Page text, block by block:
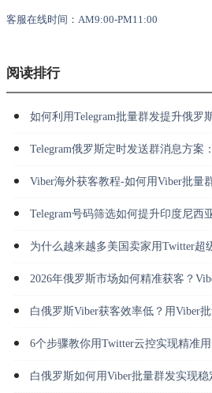
客服在线时间：AM9:00-PM11:00
阅读排行
如何利用Telegram批量群发提升俄罗
Telegram俄罗斯定时发送群消息方案：多账
Viber海外获客教程-如何用Viber批量
Telegram号码筛选如何提升印度尼西亚
为什么越来越多美国卖家用Twitter超级裂变采
2026年俄罗斯市场如何精准获客？
白俄罗斯Viber获客效率低？用Viber
6个步骤教你用Twitter云控实现精准
白俄罗斯如何用Viber批量群发实现稳定